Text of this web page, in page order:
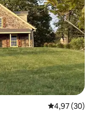
Priemerné
4,97 (30)